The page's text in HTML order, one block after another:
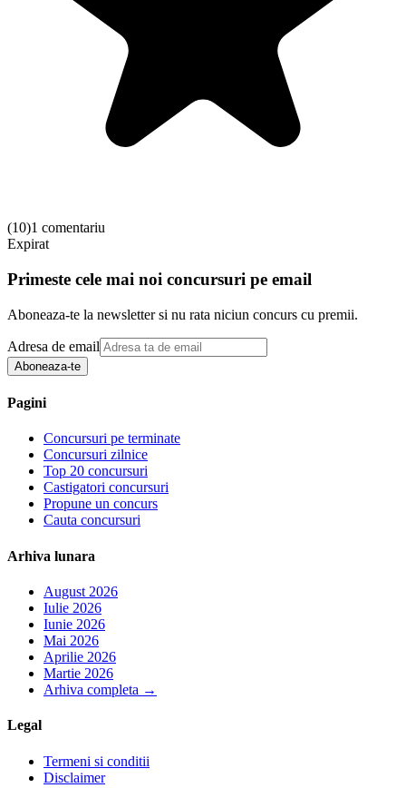
(10)1 comentariu
Expirat
Primeste cele mai noi concursuri pe email
Aboneaza-te la newsletter si nu rata niciun concurs cu premii.
Adresa de email
Aboneaza-te
Pagini
Concursuri pe terminate
Concursuri zilnice
Top 20 concursuri
Castigatori concursuri
Propune un concurs
Cauta concursuri
Arhiva lunara
August 2026
Iulie 2026
Iunie 2026
Mai 2026
Aprilie 2026
Martie 2026
Arhiva completa →
Legal
Termeni si conditii
Disclaimer